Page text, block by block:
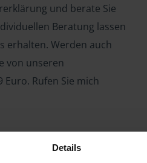
Details
und berate Sie
Beratung lassen
erhalten. Werden auch
von unseren
Rufen Sie mich
Auszubildende,